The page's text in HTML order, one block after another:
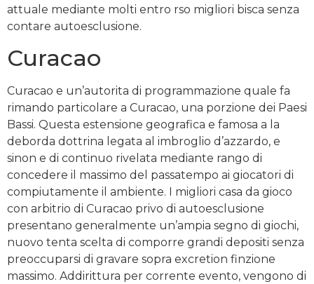
attuale mediante molti entro rso migliori bisca senza
contare autoesclusione.
Curacao
Curacao e un’autorita di programmazione quale fa
rimando particolare a Curacao, una porzione dei Paesi
Bassi. Questa estensione geografica e famosa a la
deborda dottrina legata al imbroglio d’azzardo, e
sinon e di continuo rivelata mediante rango di
concedere il massimo del passatempo ai giocatori di
compiutamente il ambiente. I migliori casa da gioco
con arbitrio di Curacao privo di autoesclusione
presentano generalmente un’ampia segno di giochi,
nuovo tenta scelta di comporre grandi depositi senza
preoccuparsi di gravare sopra excretion finzione
massimo. Addirittura per corrente evento, vengono di